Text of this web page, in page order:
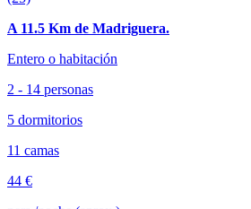
A 11.5 Km de Madriguera.
Entero o habitación
2 - 14 personas
5 dormitorios
11 camas
44 €